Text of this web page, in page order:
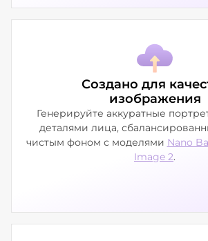
Создано для
изображения
Генерируйте аккуратные
деталями лица,
чистым фоном с моделями Nano
Image 2.